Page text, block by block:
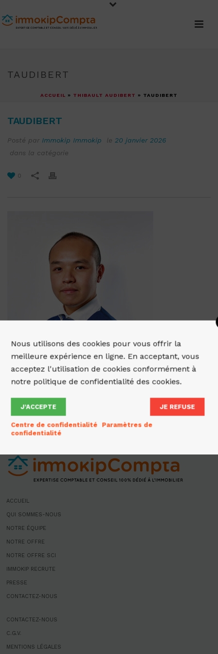
TAUDIBERT
ACCUEIL » THIBAULT AUDIBERT » TAUDIBERT
TAUDIBERT
Posté par Immokip Immokip le 20 janvier 2026
dans la catégorie
0
ACCUEIL
QUI SOMMES-NOUS
NOTRE ÉQUIPE
NOTRE OFFRE
NOTRE OFFRE SCI
IMMOKIP RECRUTE
PRESSE
CONTACTEZ-NOUS
CONTACTEZ-NOUS
C.G.V.
MENTIONS LÉGALES
Nous utilisons des cookies pour vous offrir la
meilleure expérience en ligne. En acceptant, vous
acceptez l'utilisation de cookies conformément à
notre politique de confidentialité des cookies.
J’ACCEPTE JE REFUSE
Centre de confidentialité
Paramètres de
confidentialité